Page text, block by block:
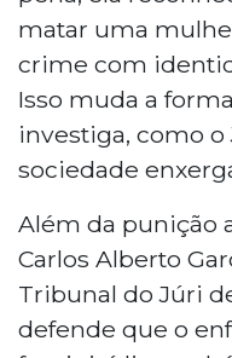
matar uma
crime com
Isso muda a
investiga, como
sociedade
Além da punição
Carlos Alberto
Tribunal do Júri
defende que o